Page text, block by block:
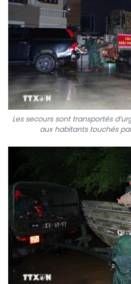
Les secours sont transportés
aux habitants touchés